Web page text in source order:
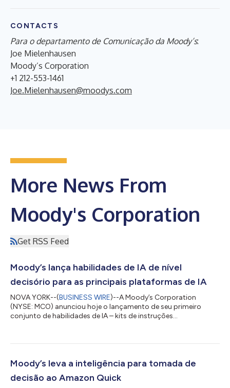
CONTACTS
Para o departamento de Comunicação da Moody’s:
Joe Mielenhausen
Moody’s Corporation
+1 212-553-1461
Joe.Mielenhausen@moodys.com
More News From
Moody's Corporation
Get RSS Feed
Moody’s lança habilidades de IA de nível
decisório para as principais plataformas de IA
NOVA YORK--(BUSINESS WIRE)--A Moody’s Corporation
(NYSE: MCO) anunciou hoje o lançamento de seu primeiro
conjunto de habilidades de IA – kits de instruções
agentes de IA à sua inteligência de nível decisório. Disponíveis
365 Copilot Cowork, as habilidades da Moody’s permitem que
os clientes executem fluxos de trabalho analíti...
Moody’s leva a inteligência para tomada de
decisão ao Amazon Quick